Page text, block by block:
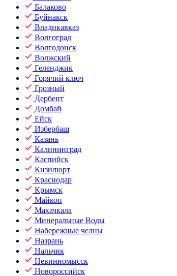
Балаково
Буйнакск
Владикавказ
Волгоград
Волгодонск
Волжский
Геленджик
Горячий ключ
Грозный
Дербент
Домбай
Ейск
Избербаш
Казань
Калининград
Каспийск
Кизилюрт
Краснодар
Крымск
Майкоп
Махачкала
Минеральные Воды
Набережные челны
Назрань
Нальчик
Невинномысск
Новороссийск